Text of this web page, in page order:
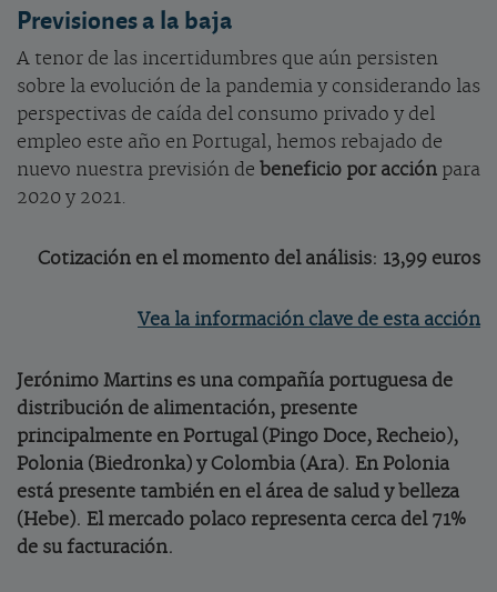
Previsiones a la baja
A tenor de las incertidumbres que aún persisten
sobre la evolución de la pandemia y considerando las
perspectivas de caída del consumo privado y del
empleo este año en Portugal, hemos rebajado de
nuevo nuestra previsión de beneficio por acción para
2020 y 2021.
Cotización en el momento del análisis: 13,99 euros
Vea la información clave de esta acción
Jerónimo Martins es una compañía portuguesa de
distribución de alimentación, presente
principalmente en Portugal (Pingo Doce, Recheio),
Polonia (Biedronka) y Colombia (Ara). En Polonia
está presente también en el área de salud y belleza
(Hebe). El mercado polaco representa cerca del 71%
de su facturación.